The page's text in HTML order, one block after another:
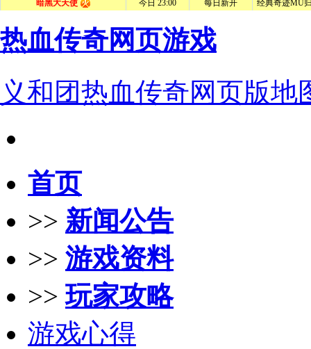
热血传奇网页游戏
义和团热血传奇网页版地
首页
>> 新闻公告
>> 游戏资料
>>玩家攻略
游戏心得